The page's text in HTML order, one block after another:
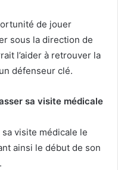
de jouer
sous la direction de
l’aider à retrouver la
défenseur clé.
sa visite médicale
visite médicale le
ainsi le début de son